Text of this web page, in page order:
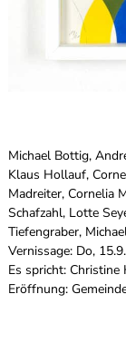
Michael Bottig,
Klaus Hollauf,
Madreiter, Cornelia
Schafzahl, Lotte
Tiefengraber,
Vernissage: Do,
Es spricht:
Eröffnung: